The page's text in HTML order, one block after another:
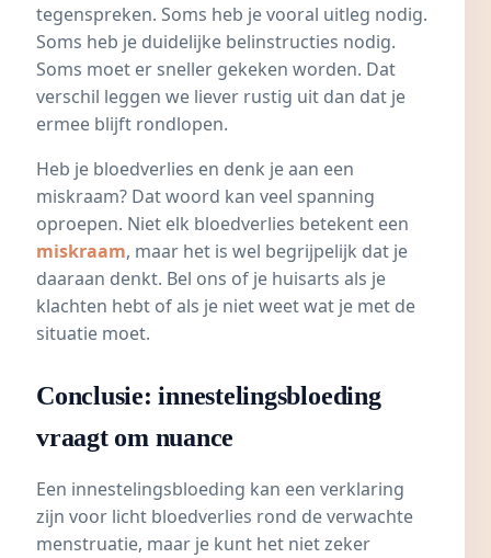
tegenspreken. Soms heb je vooral uitleg nodig.
Soms heb je duidelijke belinstructies nodig.
Soms moet er sneller gekeken worden. Dat
verschil leggen we liever rustig uit dan dat je
ermee blijft rondlopen.
Heb je bloedverlies en denk je aan een
miskraam? Dat woord kan veel spanning
oproepen. Niet elk bloedverlies betekent een
miskraam, maar het is wel begrijpelijk dat je
daaraan denkt. Bel ons of je huisarts als je
klachten hebt of als je niet weet wat je met de
situatie moet.
Conclusie: innestelingsbloeding
vraagt om nuance
Een innestelingsbloeding kan een verklaring
zijn voor licht bloedverlies rond de verwachte
menstruatie, maar je kunt het niet zeker